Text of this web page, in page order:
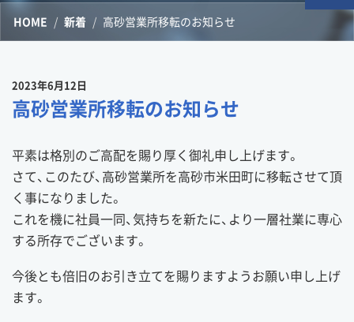
HOME 新着 高砂営業所移転のお知らせ
2023年6月12日
高砂営業所移転のお知らせ
平素は格別のご高配を賜り厚く御礼申し上げます。
さて、このたび、高砂営業所を高砂市米田町に移転させて頂
く事になりました。
これを機に社員一同、気持ちを新たに、より一層社業に専心
する所存でございます。
今後とも倍旧のお引き立てを賜りますようお願い申し上げ
ます。